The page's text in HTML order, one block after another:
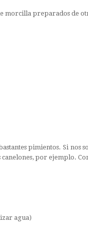
morcilla preparados de
pimientos. Si
por ejemplo.
agua)